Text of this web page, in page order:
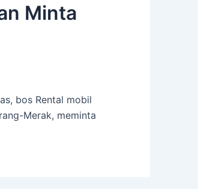
Minta
bos Rental mobil
Merak, meminta